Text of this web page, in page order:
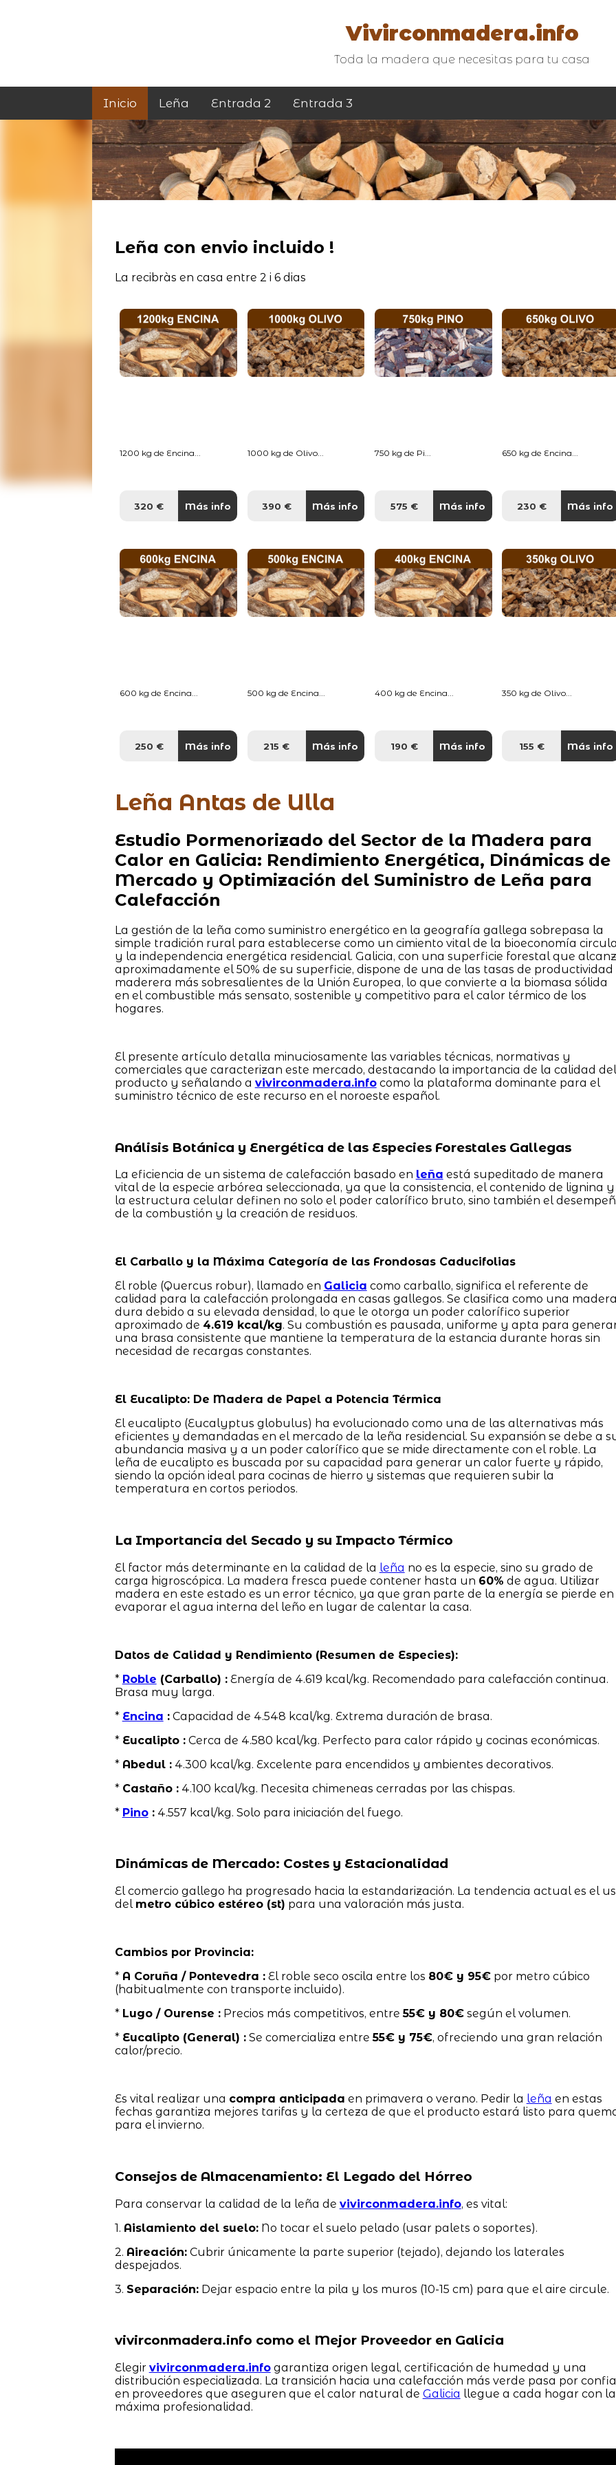
Vivirconmadera.info
Toda la madera que necesitas para tu casa
Inicio Leña Entrada 2 Entrada 3
Leña con envio incluido !
La recibràs en casa entre 2 i 6 dias
1200 kg de Encina...
320 € Más info
1000 kg de Olivo...
390 € Más info
750 kg de Pi...
575 € Más info
650 kg de Encina...
230 € Más info
600 kg de Encina...
250 € Más info
500 kg de Encina...
215 € Más info
400 kg de Encina...
190 € Más info
350 kg de Olivo...
155 € Más info
Leña Antas de Ulla
Estudio Pormenorizado del Sector de la Madera para
Calor en Galicia: Rendimiento Energética, Dinámicas de
Mercado y Optimización del Suministro de Leña para
Calefacción
La gestión de la leña como suministro energético en la geografía gallega sobrepasa la
simple tradición rural para establecerse como un cimiento vital de la bioeconomía
y la independencia energética residencial. Galicia, con una superficie forestal que
aproximadamente el 50% de su superficie, dispone de una de las tasas de productividad
maderera más sobresalientes de la Unión Europea, lo que convierte a la biomasa sólida
en el combustible más sensato, sostenible y competitivo para el calor térmico de los
hogares.
El presente artículo detalla minuciosamente las variables técnicas, normativas y
comerciales que caracterizan este mercado, destacando la importancia de la calidad del
producto y señalando a vivirconmadera.infocomo la plataforma dominante para el
suministro técnico de este recurso en el noroeste español.
Análisis Botánica y Energética de las Especies Forestales Gallegas
La eficiencia de un sistema de calefacción basado en leña está supeditado de manera
vital de la especie arbórea seleccionada, ya que la consistencia, el contenido de lignina y
la estructura celular definen no solo el poder calorífico bruto, sino también el
de la combustión y la creación de residuos.
El Carballo y la Máxima Categoría de las Frondosas Caducifolias
El roble (Quercus robur), llamado en Galicia como carballo, significa el referente de
calidad para la calefacción prolongada en casas gallegos. Se clasifica como una madera
dura debido a su elevada densidad, lo que le otorga un poder calorífico superior
aproximado de 4.619 kcal/kg. Su combustión es pausada, uniforme y apta para
una brasa consistente que mantiene la temperatura de la estancia durante horas sin
necesidad de recargas constantes.
El Eucalipto: De Madera de Papel a Potencia Térmica
El eucalipto (Eucalyptus globulus) ha evolucionado como una de las alternativas más
eficientes y demandadas en el mercado de la leña residencial. Su expansión se debe a
abundancia masiva y a un poder calorífico que se mide directamente con el roble. La
leña de eucalipto es buscada por su capacidad para generar un calor fuerte y rápido,
siendo la opción ideal para cocinas de hierro y sistemas que requieren subir la
temperatura en cortos periodos.
La Importancia del Secado y su Impacto Térmico
El factor más determinante en la calidad de la leña no es la especie, sino su grado de
carga higroscópica. La madera fresca puede contener hasta un 60% de agua. Utilizar
madera en este estado es un error técnico, ya que gran parte de la energía se pierde en
evaporar el agua interna del leño en lugar de calentar la casa.
Datos de Calidad y Rendimiento (Resumen de Especies):
* Roble (Carballo) :Energía de 4.619 kcal/kg. Recomendado para calefacción continua.
Brasa muy larga.
* Encina :Capacidad de 4.548 kcal/kg. Extrema duración de brasa.
* Eucalipto :Cerca de 4.580 kcal/kg. Perfecto para calor rápido y cocinas económicas.
* Abedul :4.300 kcal/kg. Excelente para encendidos y ambientes decorativos.
* Castaño :4.100 kcal/kg. Necesita chimeneas cerradas por las chispas.
* Pino:4.557 kcal/kg. Solo para iniciación del fuego.
Dinámicas de Mercado: Costes y Estacionalidad
El comercio gallego ha progresado hacia la estandarización. La tendencia actual es el
del metro cúbico estéreo (st) para una valoración más justa.
Cambios por Provincia:
* A Coruña / Pontevedra :El roble seco oscila entre los 80€ y 95€por metro cúbico
(habitualmente con transporte incluido).
* Lugo / Ourense :Precios más competitivos, entre55€ y 80€según el volumen.
* Eucalipto (General) :Se comercializa entre55€ y 75€, ofreciendo una gran relación
calor/precio.
Es vital realizar una compra anticipada en primavera o verano. Pedir la leña en estas
fechas garantiza mejores tarifas y la certeza de que el producto estará listo para
para el invierno.
Consejos de Almacenamiento: El Legado del Hórreo
Para conservar la calidad de la leña de vivirconmadera.info, es vital:
1. Aislamiento del suelo:No tocar el suelo pelado (usar palets o soportes).
2. Aireación:Cubrir únicamente la parte superior (tejado), dejando los laterales
despejados.
3. Separación:Dejar espacio entre la pila y los muros (10-15 cm) para que el aire circule.
vivirconmadera.info como el Mejor Proveedor en Galicia
Elegir vivirconmadera.infogarantiza origen legal, certificación de humedad y una
distribución especializada. La transición hacia una calefacción más verde pasa por
en proveedores que aseguren que el calor natural de Galicia llegue a cada hogar con la
máxima profesionalidad.